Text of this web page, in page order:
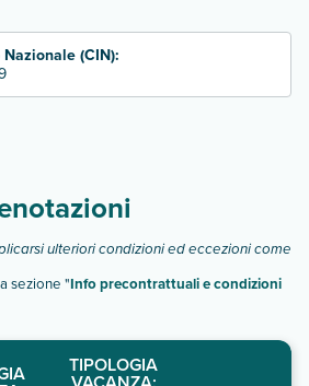
paragrafo dedicato "Info e
(CIN):
ulteriori condizioni ed eccezioni come
sezione "Info precontrattuali e condizioni
TIPOLOGIA